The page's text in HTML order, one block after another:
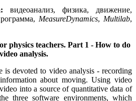
видеоанализ, физика, движение,
MeasureDynamics, Multilab,
physics teachers. Part 1 - How to do
video analysis.
is devoted to video analysis - recording
about moving. Using video
into a source of quantitative data of
three software environments, which